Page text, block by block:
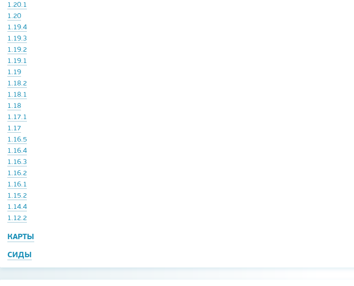
1.20.1
1.20
1.19.4
1.19.3
1.19.2
1.19.1
1.19
1.18.2
1.18.1
1.18
1.17.1
1.17
1.16.5
1.16.4
1.16.3
1.16.2
1.16.1
1.15.2
1.14.4
1.12.2
КАРТЫ
СИДЫ